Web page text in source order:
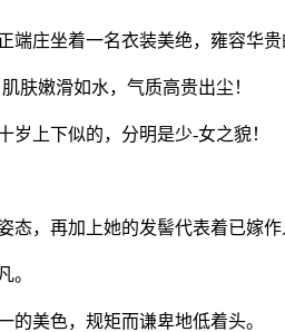
庄坐着一名衣装美绝，雍容华贵
肤嫩滑如水，气质高贵出尘！
上下似的，分明是少-女之貌！
态，再加上她的发髻代表着已嫁
。
美色，规矩而谦卑地低着头。